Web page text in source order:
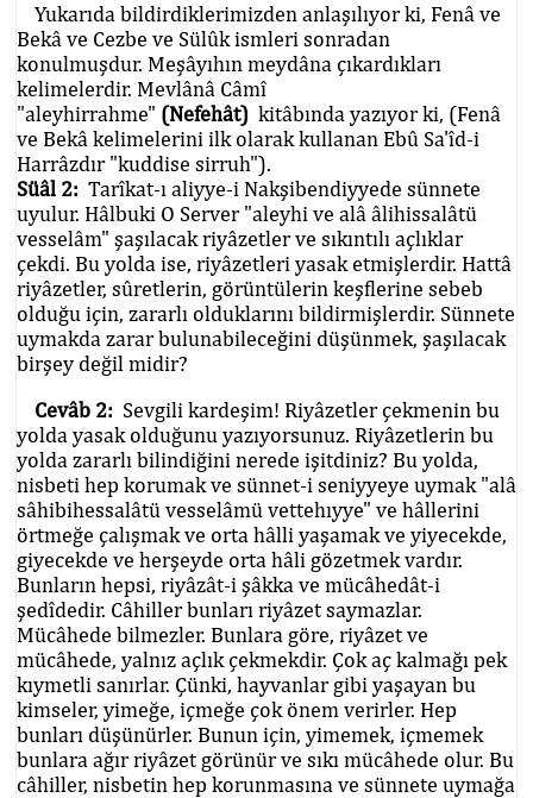
Yukarıda bildirdiklerimizden anlaşılıyor ki, Fenâ ve
Bekâ ve Cezbe ve Sülûk ismleri sonradan
konulmuşdur. Meşâyıhın meydâna çıkardıkları
kelimelerdir. Mevlânâ Câmî
"aleyhirrahme" (Nefehât) kitâbında yazıyor ki, (Fenâ
ve Bekâ kelimelerini ilk olarak kullanan Ebû Sa'îd-i
Harrâzdır "kuddise sirruh").
Süâl 2: Tarîkat-ı aliyye-i Nakşibendiyyede sünnete
uyulur. Hâlbuki O Server "aleyhi ve alâ âlihissalâtü
vesselâm" şaşılacak riyâzetler ve sıkıntılı açlıklar
çekdi. Bu yolda ise, riyâzetleri yasak etmişlerdir. Hattâ
riyâzetler, sûretlerin, görüntülerin keşflerine sebeb
olduğu için, zararlı olduklarını bildirmişlerdir. Sünnete
uymakda zarar bulunabileceğini düşünmek, şaşılacak
birşey değil midir?
Cevâb 2: Sevgili kardeşim! Riyâzetler çekmenin bu
yolda yasak olduğunu yazıyorsunuz. Riyâzetlerin bu
yolda zararlı bilindiğini nerede işitdiniz? Bu yolda,
nisbeti hep korumak ve sünnet-i seniyyeye uymak "alâ
sâhibihessalâtü vesselâmü vettehıyye" ve hâllerini
örtmeğe çalışmak ve orta hâlli yaşamak ve yiyecekde,
giyecekde ve herşeyde orta hâli gözetmek vardır.
Bunların hepsi, riyâzât-i şâkka ve mücâhedât-i
şedîdedir. Câhiller bunları riyâzet saymazlar.
Mücâhede bilmezler. Bunlara göre, riyâzet ve
mücâhede, yalnız açlık çekmekdir. Çok aç kalmağı pek
kıymetli sanırlar. Çünki, hayvanlar gibi yaşayan bu
kimseler, yimeğe, içmeğe çok önem verirler. Hep
bunları düşünürler. Bunun için, yimemek, içmemek
bunlara ağır riyâzet görünür ve sıkı mücâhede olur. Bu
câhiller, nisbetin hep korunmasına ve sünnete uymağa